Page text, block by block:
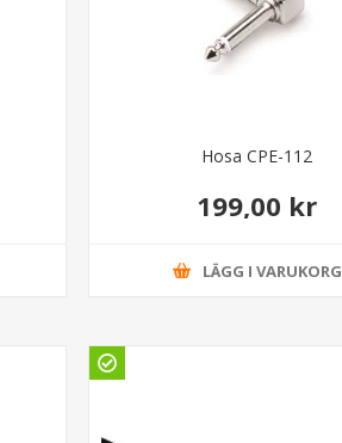
Hosa CPE-112
199,00 kr
LÄGG I VARUKORG